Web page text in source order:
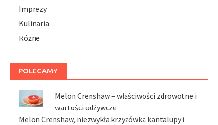
Imprezy
Kulinaria
Różne
POLECAMY
Melon Crenshaw – właściwości zdrowotne i
wartości odżywcze
Melon Crenshaw, niezwykła krzyżówka kantalupy i